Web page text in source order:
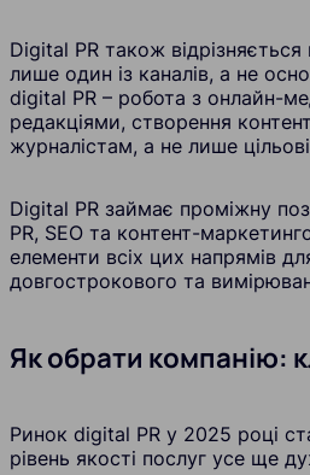
Digital PR також
лише один із каналів, а не
digital PR – робота з онлайн-
редакціями, створення
журналістам, а не лише
Digital PR займає проміжну
PR, SEO та контент-
елементи всіх цих напрямів
довгострокового та
Як обрати компанію:
Ринок digital PR у 2025 році
рівень якості послуг усе ще